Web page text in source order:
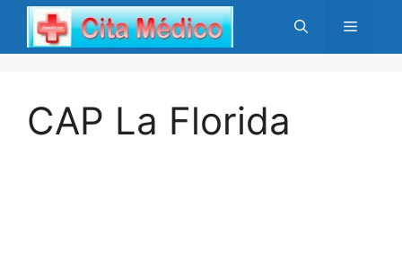
Saltar
contenido
Menú
CAP La Florida